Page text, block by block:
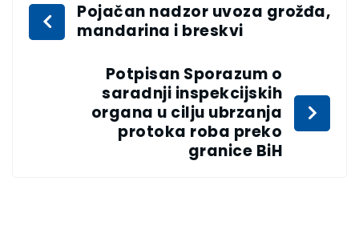
Pojačan nadzor uvoza grožđa,
mandarina i breskvi
Potpisan Sporazum o
saradnji inspekcijskih
organa u cilju ubrzanja
protoka roba preko
granice BiH